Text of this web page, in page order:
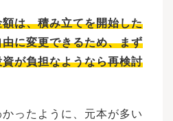
が足りないとい
必要です。ライ
の人生において
握できません。
う。ライフプラ
は、積み立てを開始した
に変更できるため、まず
が負担なようなら再検討
ったように、元本が多い